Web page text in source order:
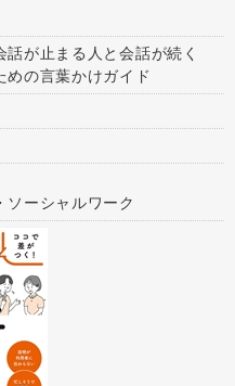
話が止まる人と会話が続く
の言葉かけガイド
ソーシャルワーク